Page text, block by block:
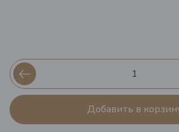
Добавить в